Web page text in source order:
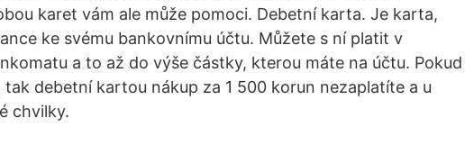
karet vám ale může pomoci. Debetní karta. Je karta,
ke svému bankovnímu účtu. Můžete s ní platit v
a to až do výše částky, kterou máte na účtu. Pokud
debetní kartou nákup za 1 500 korun nezaplatíte a u
chvilky.